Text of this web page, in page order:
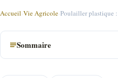
Accueil›Vie Agricole›Poulailler plastique
Sommaire